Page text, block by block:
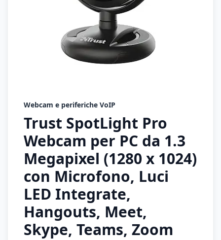
Webcam e periferiche VoIP
Trust SpotLight Pro
Webcam per PC da 1.3
Megapixel (1280 x 1024)
con Microfono, Luci
LED Integrate,
Hangouts, Meet,
Skype, Teams, Zoom